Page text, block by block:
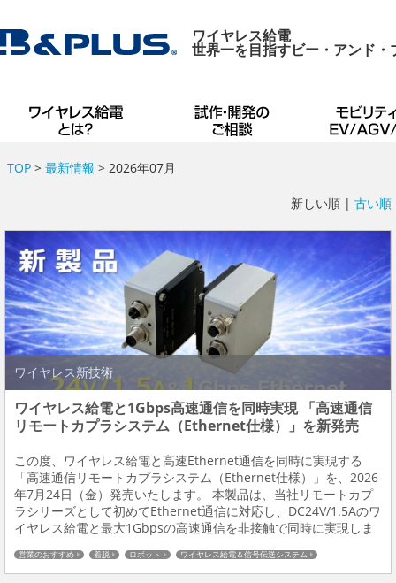
ワイヤレス給電
世界一を目指すビー・アンド・
TOP> 最新情報 > 2026年07月
新しい順 | 古い順
ワイヤレス新技術
ワイヤレス給電と1Gbps高速通信を同時実現 「高速通信
リモートカプラシステム（Ethernet仕様）」を新発売
この度、ワイヤレス給電と高速Ethernet通信を同時に実現する
「高速通信リモートカプラシステム（Ethernet仕様）」を、2026
年7月24日（金）発売いたします。 本製品は、当社リモートカプ
ラシリーズとして初めてEthernet通信に対応し、DC24V/1.5Aのワ
イヤレス給電と最大1Gbpsの高速通信を非接触で同時に実現しま
線レス化...
営業のおすすめ 着脱 ロボット ワイヤレス給電＆信号伝送システム